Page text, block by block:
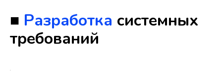
■ Разработка системных
требований